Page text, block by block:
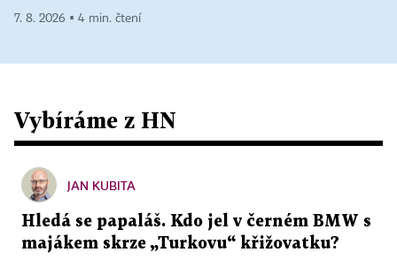
7. 8. 2026 ▪ 4 min. čtení
Vybíráme z HN
JAN KUBITA
Hledá se papaláš. Kdo jel v černém BMW s
majákem skrze „Turkovu“ křižovatku?